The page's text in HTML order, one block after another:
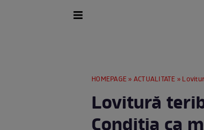
HOMEPAGE »ACTUALITATE »
Lovitură